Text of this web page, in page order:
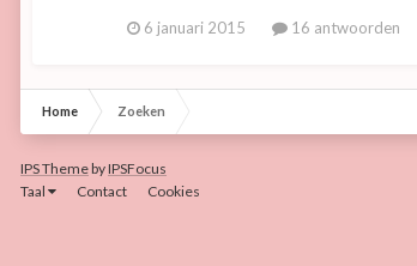
6 januari 2015 16 antwoorden
Home Zoeken
IPS ThemebyIPSFocus
Taal
Contact Cookies